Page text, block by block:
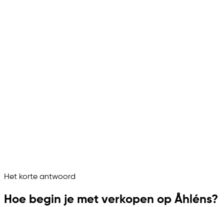
ChannelizeAnalyzeAdvertize
Het korte antwoord
Hoe begin je met verkopen op Åhléns?